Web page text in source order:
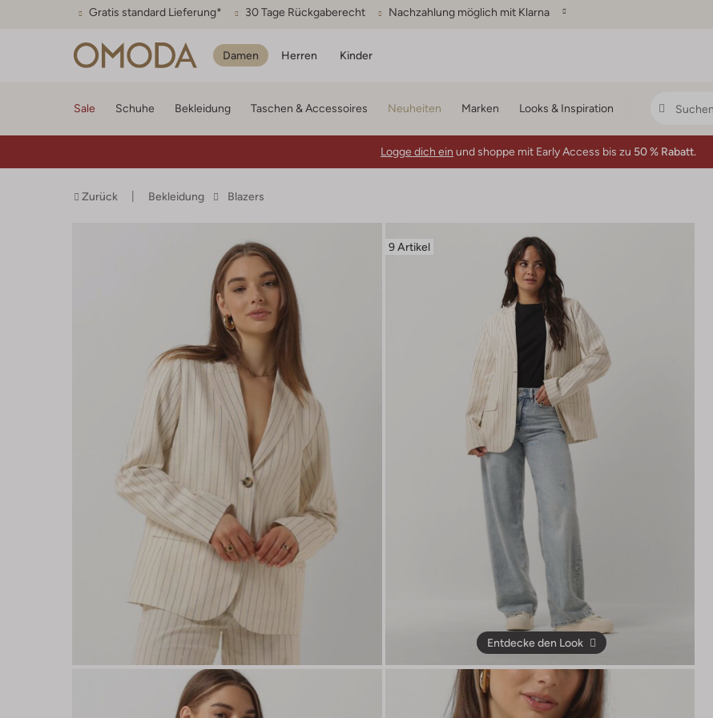
Gratis standard Lieferung* 30 Tage Rückgaberecht Nachzahlung möglich mit Klarna
Damen Herren Kinder
Sale Schuhe Bekleidung Taschen & Accessoires Neuheiten Marken Looks & Inspiration
Logge dich ein und shoppe mit Early Access bis zu 50 % Rabatt.
Zurück Bekleidung Blazers
9 Artikel
Entdecke den Look